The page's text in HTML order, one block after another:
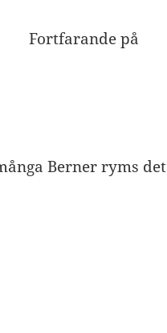
på
ryms det